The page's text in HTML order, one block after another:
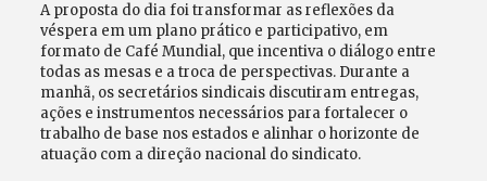
A proposta do dia foi transformar as reflexões da
véspera em um plano prático e participativo, em
formato de Café Mundial, que incentiva o diálogo entre
todas as mesas e a troca de perspectivas. Durante a
manhã, os secretários sindicais discutiram entregas,
ações e instrumentos necessários para fortalecer o
trabalho de base nos estados e alinhar o horizonte de
atuação com a direção nacional do sindicato.